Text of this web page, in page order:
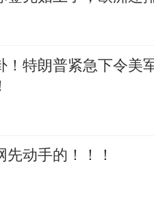
！特朗普紧急下令美
动手的！！！